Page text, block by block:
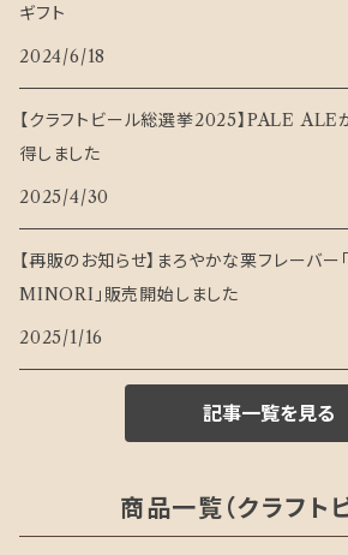
ギフト
2024/6/18
【クラフトビール総選挙2025】PALE ALE
得しました
2025/4/30
【再販のお知らせ】まろやかな栗フレーバー
MINORI」販売開始しました
2025/1/16
記事一覧を見る
商品一覧（クラフト